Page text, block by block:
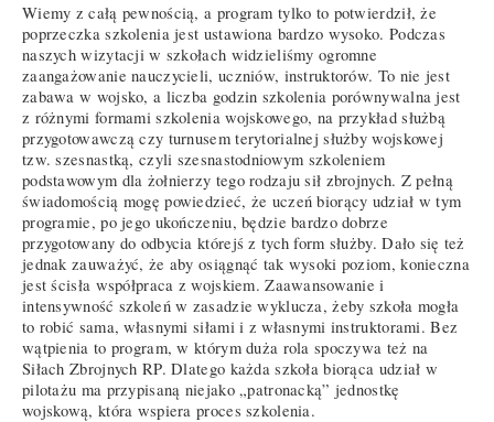
Wiemy z całą pewnością, a program tylko to potwierdził, że
poprzeczka szkolenia jest ustawiona bardzo wysoko. Podczas
naszych wizytacji w szkołach widzieliśmy ogromne
zaangażowanie nauczycieli, uczniów, instruktorów. To nie jest
zabawa w wojsko, a liczba godzin szkolenia porównywalna jest
z różnymi formami szkolenia wojskowego, na przykład służbą
przygotowawczą czy turnusem terytorialnej służby wojskowej
tzw. szesnastką, czyli szesnastodniowym szkoleniem
podstawowym dla żołnierzy tego rodzaju sił zbrojnych. Z pełną
świadomością mogę powiedzieć, że uczeń biorący udział w tym
programie, po jego ukończeniu, będzie bardzo dobrze
przygotowany do odbycia którejś z tych form służby. Dało się też
jednak zauważyć, że aby osiągnąć tak wysoki poziom, konieczna
jest ścisła współpraca z wojskiem. Zaawansowanie i
intensywność szkoleń w zasadzie wyklucza, żeby szkoła mogła
to robić sama, własnymi siłami i z własnymi instruktorami. Bez
wątpienia to program, w którym duża rola spoczywa też na
Siłach Zbrojnych RP. Dlatego każda szkoła biorąca udział w
pilotażu ma przypisaną niejako „patronacką” jednostkę
wojskową, która wspiera proces szkolenia.